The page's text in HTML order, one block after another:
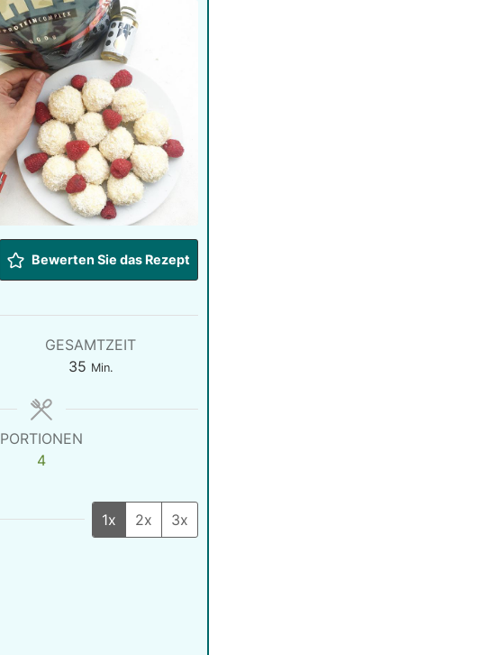
Bewerten Sie das Rezept
GESAMTZEIT
35Minuten
Min.
PORTIONEN
4
1x 2x 3x